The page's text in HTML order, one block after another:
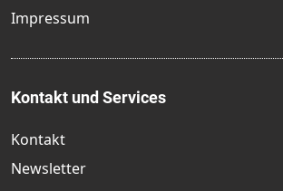
Impressum
Kontakt und Services
Kontakt
Newsletter